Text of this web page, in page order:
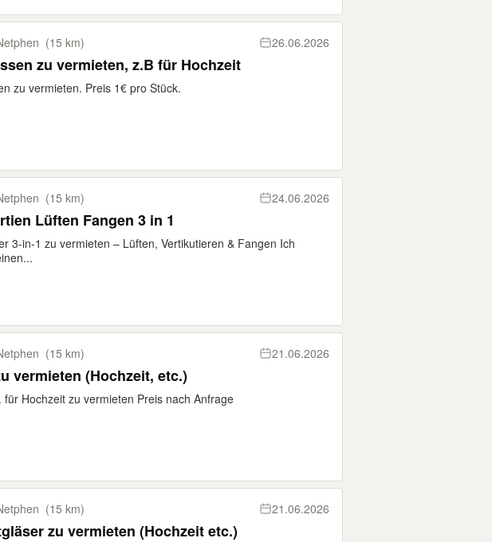
(15 km) 26.06.2026
zu vermieten, z.B für Hochzeit
zu vermieten. Preis 1€ pro Stück.
(15 km) 24.06.2026
Lüften Fangen 3 in 1
3-in-1 zu vermieten – Lüften, Vertikutieren & Fangen Ich
(15 km) 21.06.2026
vermieten (Hochzeit, etc.)
für Hochzeit zu vermieten Preis nach Anfrage
(15 km) 21.06.2026
zu vermieten (Hochzeit etc.)